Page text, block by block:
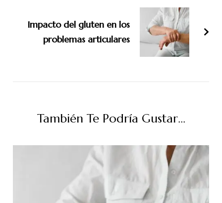
Impacto del gluten en los
problemas articulares
También Te Podría Gustar...